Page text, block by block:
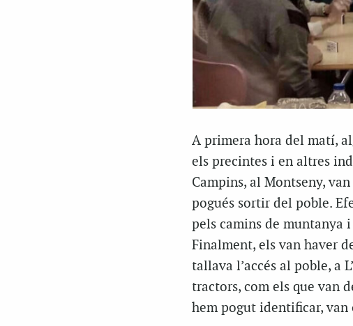
A primera hora del matí,
els precintes i en altres
Campins, al Montseny,
pogués sortir del poble.
pels camins de muntanya
Finalment, els van haver
tallava l’accés al poble, a
tractors, com els que van
hem pogut identificar, van